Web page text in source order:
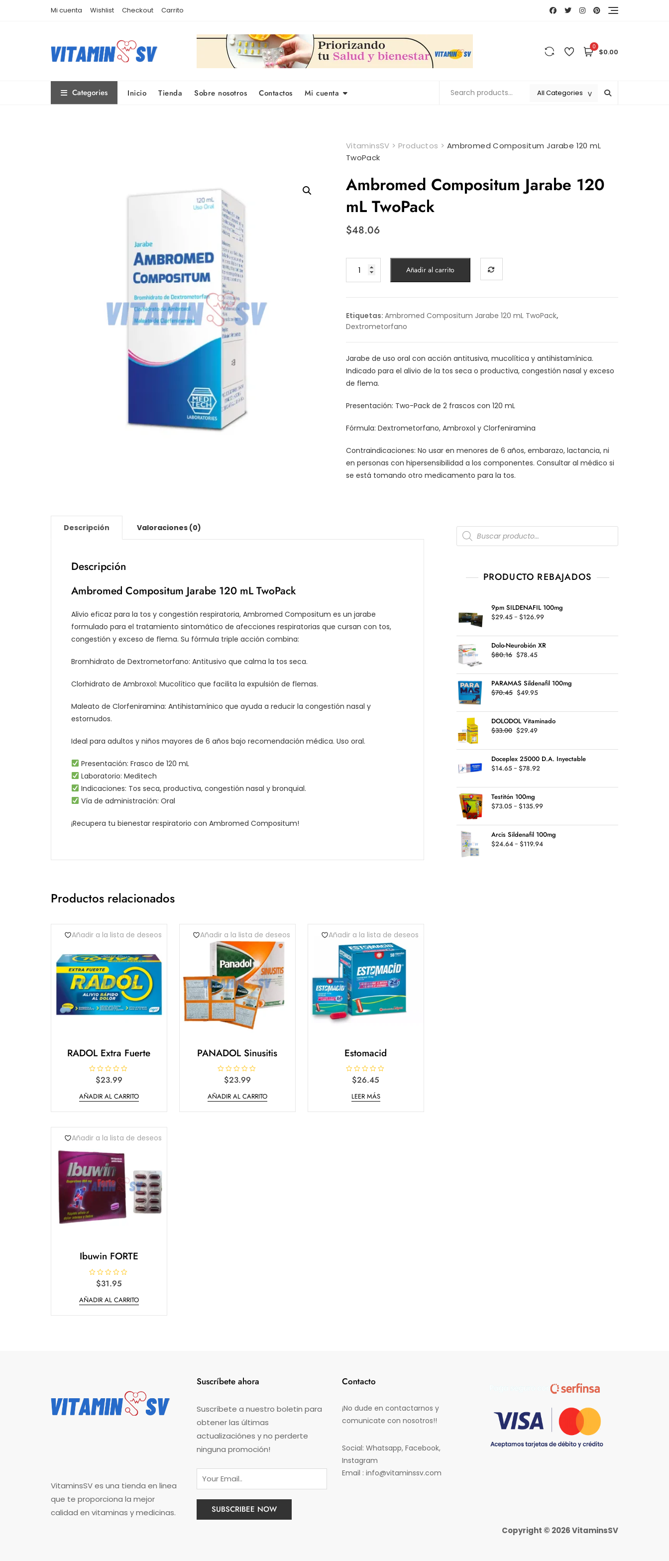
Mi cuenta Wishlist Checkout Carrito
0
$0.00
Categories Inicio Tienda Sobre nosotros Contactos Mi cuenta
VitaminsSV > Productos > Ambromed Compositum Jarabe 120 mL
TwoPack
Ambromed Compositum Jarabe 120
mL TwoPack
$48.06
Compositum
120
mL
TwoPack
Añadir al carrito
Etiquetas: Ambromed Compositum Jarabe 120 mL TwoPack,
Dextrometorfano
Jarabe de uso oral con acción antitusiva, mucolítica y antihistamínica.
Indicado para el alivio de la tos seca o productiva, congestión nasal y exceso
de flema.
Presentación: Two-Pack de 2 frascos con 120 mL
Fórmula: Dextrometorfano, Ambroxol y Clorfeniramina
Contraindicaciones: No usar en menores de 6 años, embarazo, lactancia, ni
en personas con hipersensibilidad a los componentes. Consultar al médico si
se está tomando otro medicamento para la tos.
Descripción Valoraciones (0)
Descripción
Ambromed Compositum Jarabe 120 mL TwoPack
Alivio eficaz para la tos y congestión respiratoria, Ambromed Compositum es un jarabe
formulado para el tratamiento sintomático de afecciones respiratorias que cursan con tos,
congestión y exceso de flema. Su fórmula triple acción combina:
Bromhidrato de Dextrometorfano: Antitusivo que calma la tos seca.
Clorhidrato de Ambroxol: Mucolítico que facilita la expulsión de flemas.
Maleato de Clorfeniramina: Antihistamínico que ayuda a reducir la congestión nasal y
estornudos.
Ideal para adultos y niños mayores de 6 años bajo recomendación médica. Uso oral.
Presentación: Frasco de 120 mL
Laboratorio: Meditech
Indicaciones: Tos seca, productiva, congestión nasal y bronquial.
Vía de administración: Oral
¡Recupera tu bienestar respiratorio con Ambromed Compositum!
Productos relacionados
Añadir a la lista de deseos
RADOL Extra Fuerte
o
r
d
0
5
$23.99
AÑADIR AL CARRITO
Añadir a la lista de deseos
PANADOL Sinusitis
o
r
d
$23.99
AÑADIR AL CARRITO
Añadir a la lista de deseos
Estomacid
d
$26.45
LEER MÁS
Añadir a la lista de deseos
Ibuwin FORTE
o
r
d
$31.95
AÑADIR AL CARRITO
Products
search
PRODUCTO REBAJADOS
9pm SILDENAFIL 100mg
$29.45- $126.99Rango
precios:
desde
$126.99
Dolo-Neurobión XR
$80.16 Original
was:
$80.16.
$78.45
is:
$78.45.
PARAMAS Sildenafil 100mg
$70.45 Original
was:
$70.45.
$49.95
is:
$49.95.
DOLODOL Vitaminado
$33.00 Original
was:
$33.00.
$29.49
is:
$29.49.
Doceplex 25000 D.A. Inyectable
$14.65- $78.92Rango
precios:
$14.65
$78.92
Testitón 100mg
$73.05- $135.99Rango
precios:
desde
$73.05
Arcis Sildenafil 100mg
$24.64- $119.94Rango
VitaminsSV es una tienda en linea
que te proporciona la mejor
calidad en vitaminas y medicinas.
Suscríbete ahora
Suscríbete a nuestro boletin para
obtener las últimas
actualizaciónes y no perderte
ninguna promoción!
Contacto
¡No dude en contactarnos y
comunicate con nosotros!!
Social: Whatsapp, Facebook,
Instagram
Email : info@vitaminssv.com
Copyright © 2026 VitaminsSV